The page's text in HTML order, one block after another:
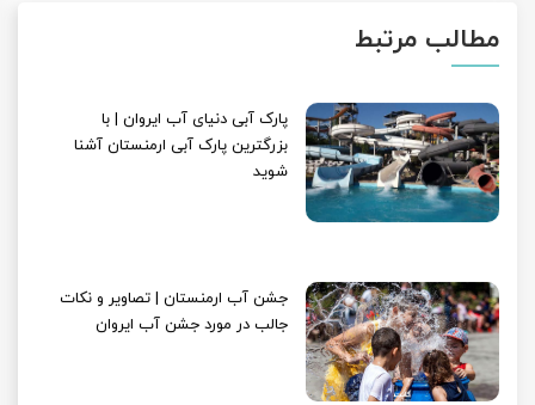
مطالب مرتبط
پارک آبی دنیای آب ایروان | با
بزرگترین پارک آبی ارمنستان آشنا
شوید
جشن آب ارمنستان | تصاویر و نکات
جالب در مورد جشن آب ایروان